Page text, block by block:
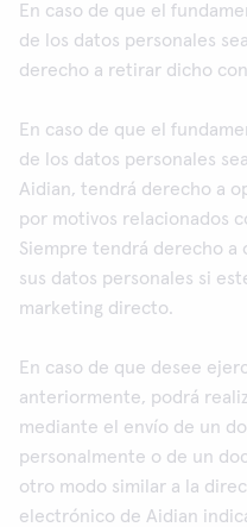
En caso de que el
de los datos personales
derecho a retirar dicho
En caso de que el
de los datos personales
Aidian, tendrá derecho a
por motivos relacionados
Siempre tendrá derecho a
sus datos personales si
marketing directo.
En caso de que desee
anteriormente, podrá
mediante el envío de un
personalmente o de un
otro modo similar a la
electrónico de Aidian